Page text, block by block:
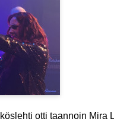
otti taannoin Mira